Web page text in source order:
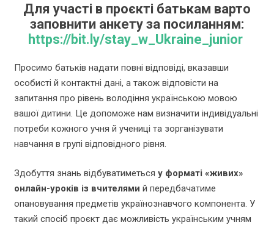
Для участі в проєкті батькам варто
заповнити анкету за посиланням:
https://bit.ly/stay_w_Ukraine_junior
Просимо батьків надати повні відповіді, вказавши
особисті й контактні дані, а також відповісти на
запитання про рівень володіння українською мовою
вашої дитини. Це допоможе нам визначити індивідуальні
потреби кожного учня й учениці та зорганізувати
навчання в групі відповідного рівня.
Здобуття знань відбуватиметься у форматі «живих»
онлайн-уроків із вчителями й передбачатиме
опановування предметів українознавчого компонента. У
такий спосіб проєкт дає можливість українським учням